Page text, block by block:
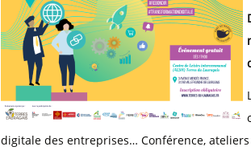
digitale des entreprises… Conférence,